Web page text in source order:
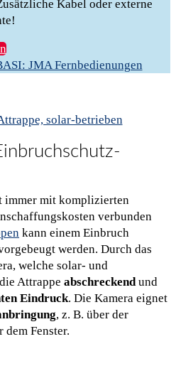
Kabel oder externe
immer mit komplizierten
verbunden
kann einem Einbruch
werden. Durch das
welche solar- und
Attrappe abschreckend und
Eindruck. Die Kamera eignet
, z. B. über der
Fenster.